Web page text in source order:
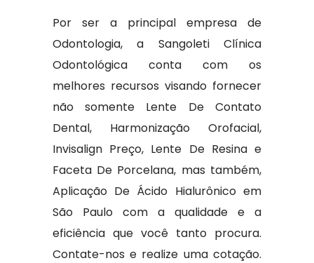
Por ser a principal empresa de
Odontologia, a Sangoleti Clínica
Odontológica conta com os
melhores recursos visando fornecer
não somente Lente De Contato
Dental, Harmonização Orofacial,
Invisalign Preço, Lente De Resina e
Faceta De Porcelana, mas também,
Aplicação De Ácido Hialurônico em
São Paulo com a qualidade e a
eficiência que você tanto procura.
Contate-nos e realize uma cotação.